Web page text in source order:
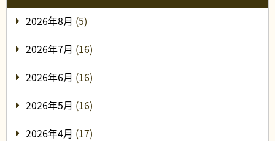
2026年8月 (5)
2026年7月 (16)
2026年6月 (16)
2026年5月 (16)
2026年4月 (17)